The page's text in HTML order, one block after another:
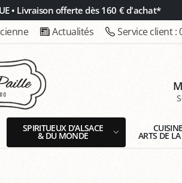
• Livraison offerte dès 160 € d'achat*
Actualités Service client :
SPIRITUEUX D'ALSACE
& DU MONDE ARTS DE